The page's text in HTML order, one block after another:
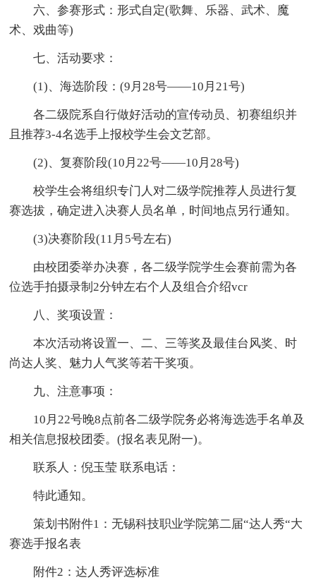
六、参赛形式：形式自定(歌舞、乐器、武术、魔
术、戏曲等)
七、活动要求：
(1)、海选阶段：(9月28号——10月21号)
各二级院系自行做好活动的宣传动员、初赛组织并
且推荐3-4名选手上报校学生会文艺部。
(2)、复赛阶段(10月22号——10月28号)
校学生会将组织专门人对二级学院推荐人员进行复
赛选拔，确定进入决赛人员名单，时间地点另行通知。
(3)决赛阶段(11月5号左右)
由校团委举办决赛，各二级学院学生会赛前需为各
位选手拍摄录制2分钟左右个人及组合介绍vcr
八、奖项设置：
本次活动将设置一、二、三等奖及最佳台风奖、时
尚达人奖、魅力人气奖等若干奖项。
九、注意事项：
10月22号晚8点前各二级学院务必将海选选手名单及
相关信息报校团委。(报名表见附一)。
联系人：倪玉莹 联系电话：
特此通知。
策划书附件1：无锡科技职业学院第二届“达人秀“大
赛选手报名表
附件2：达人秀评选标准